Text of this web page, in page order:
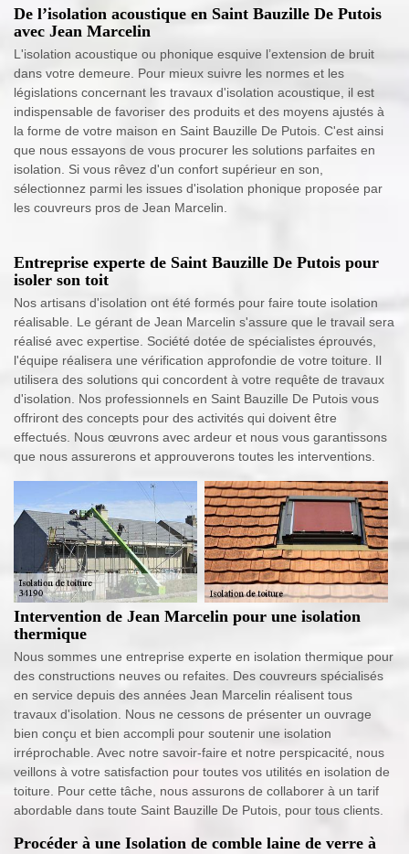
De l’isolation acoustique en Saint Bauzille De Putois
avec Jean Marcelin
L'isolation acoustique ou phonique esquive l’extension de bruit
dans votre demeure. Pour mieux suivre les normes et les
législations concernant les travaux d'isolation acoustique, il est
indispensable de favoriser des produits et des moyens ajustés à
la forme de votre maison en Saint Bauzille De Putois. C'est ainsi
que nous essayons de vous procurer les solutions parfaites en
isolation. Si vous rêvez d'un confort supérieur en son,
sélectionnez parmi les issues d'isolation phonique proposée par
les couvreurs pros de Jean Marcelin.
Entreprise experte de Saint Bauzille De Putois pour
isoler son toit
Nos artisans d'isolation ont été formés pour faire toute isolation
réalisable. Le gérant de Jean Marcelin s'assure que le travail sera
réalisé avec expertise. Société dotée de spécialistes éprouvés,
l'équipe réalisera une vérification approfondie de votre toiture. Il
utilisera des solutions qui concordent à votre requête de travaux
d'isolation. Nos professionnels en Saint Bauzille De Putois vous
offriront des concepts pour des activités qui doivent être
effectués. Nous œuvrons avec ardeur et nous vous garantissons
que nous assurerons et approuverons toutes les interventions.
Intervention de Jean Marcelin pour une isolation
thermique
Nous sommes une entreprise experte en isolation thermique pour
des constructions neuves ou refaites. Des couvreurs spécialisés
en service depuis des années Jean Marcelin réalisent tous
travaux d'isolation. Nous ne cessons de présenter un ouvrage
bien conçu et bien accompli pour soutenir une isolation
irréprochable. Avec notre savoir-faire et notre perspicacité, nous
veillons à votre satisfaction pour toutes vos utilités en isolation de
toiture. Pour cette tâche, nous assurons de collaborer à un tarif
abordable dans toute Saint Bauzille De Putois, pour tous clients.
Procéder à une Isolation de comble laine de verre à